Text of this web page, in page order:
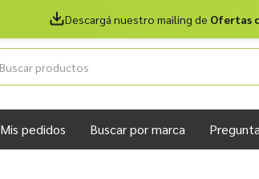
Descargá nuestro mailing de Ofertas
Mis pedidos Buscar por marca